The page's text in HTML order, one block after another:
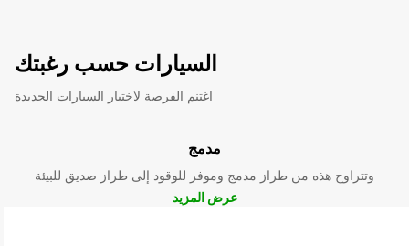
السيارات حسب رغبتك
اغتنم الفرصة لاختبار السيارات الجديدة
مدمج
وتتراوح هذه من طراز مدمج وموفر للوقود إلى طراز صديق للبيئة
عرض المزيد